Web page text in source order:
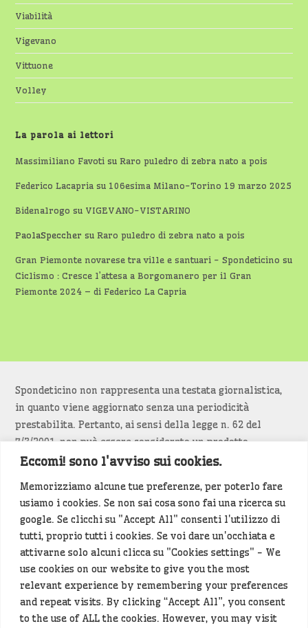
Eccomi! sono l'avviso sui cookies.
Memorizziamo alcune tue preferenze, per poterlo fare
usiamo i cookies. Se non sai cosa sono fai una ricerca su
google. Se clicchi su "Accept All" consenti l'utilizzo di
tutti, proprio tutti i cookies. Se voi dare un'occhiata e
attivarne solo alcuni clicca su "Cookies settings" - We
use cookies on our website to give you the most
relevant experience by remembering your preferences
and repeat visits. By clicking “Accept All”, you consent
to the use of ALL the cookies. However, you may visit
Viabilità
Vigevano
Vittuone
Volley
La parola ai lettori
Massimiliano Favoti suRaro puledro di zebra nato a pois
Federico Lacapria su 106esima Milano-Torino 19 marzo 2025
Bidenalrogo su VIGEVANO-VISTARINO
PaolaSpeccher suRaro puledro di zebra nato a pois
Gran Piemonte novarese tra ville e santuari - Spondeticino su
Ciclismo : Cresce l’attesa a Borgomanero per il Gran
Piemonte 2024 – di Federico La Capria
Spondeticino non rappresenta una testata giornalistica,
in quanto viene aggiornato senza una periodicità
prestabilita. Pertanto, ai sensi della legge n. 62 del
7/3/2001, non può essere considerato un prodotto
editoriale.
Siamo attenti a non violare copyright e diritti
d’immagine. Se un contenuto è di tua proprietà e vuoi
richiederne la rimozionediccelo(<- clicca per inviarci un
messaggio).
Alcuni articoli sono generati in bozza rielaborando, con
l'intelligenza artificiale generativa, contenuti
provenienti da fonti istituzionali e altri siti di interesse
locale. Prima della pubblicazioni l'articolo viene